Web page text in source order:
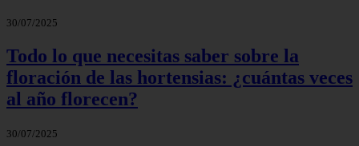
30/07/2025
Todo lo que necesitas saber sobre la
floración de las hortensias: ¿cuántas veces
al año florecen?
30/07/2025